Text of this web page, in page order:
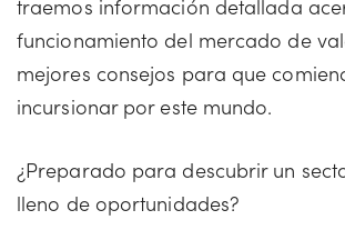
traemos información detallada
funcionamiento del mercado de
mejores consejos para que
incursionar por este mundo.
¿Preparado para descubrir un
lleno de oportunidades?